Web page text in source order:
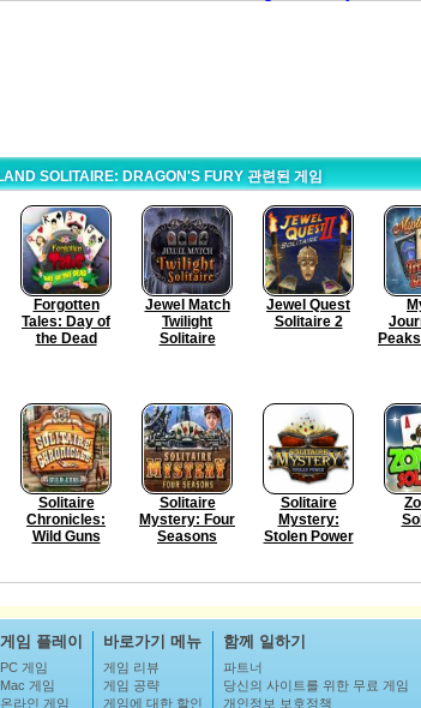
SOLITAIRE: DRAGON'S FURY 관련된 게임
Forgotten
Tales: Day of
the Dead
Jewel Match
Twilight
Solitaire
Jewel Quest
Solitaire 2
Solitaire
Chronicles:
Wild Guns
Solitaire
Mystery: Four
Seasons
Solitaire
Mystery:
Stolen Power
게임 플레이
PC 게임
Mac 게임
온라인 게임
바로가기 메뉴
게임 리뷰
게임 공략
게임에 대한 할인
함께 일하기
파트너
당신의 사이트를 위한 무료 게임
개인정보 보호정책